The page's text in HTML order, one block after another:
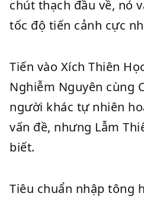
chút thạch đầu về, nó
tốc độ tiến cảnh cực
Tiến vào Xích Thiên
Nghiễm Nguyên cùng
người khác tự nhiên
vấn đề, nhưng Lẫm
biết.
Tiêu chuẩn nhập tông